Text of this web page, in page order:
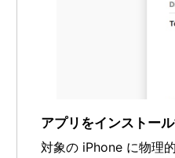
アプリをインストー
対象の iPhone に物理